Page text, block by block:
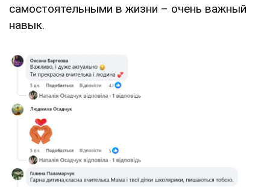
самостоятельными в жизни – очень важный
навык.